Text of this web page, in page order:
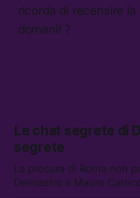
ricorda di recensire
domani! ?
Le chat segrete di
segrete
La procura di Roma non
Delmastro a Mauro